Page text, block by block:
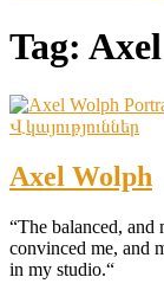
Tag:
Վկայություններ
Axel Wolph
“The balanced,
convinced me, and
in my studio.“